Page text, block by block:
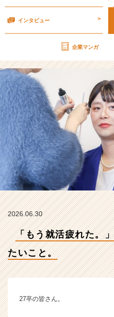
に
い
こ
会
社
こ
れ
か
ら
の
タ
ム
|
ベ
インタビュー >
企業マンガ
2026.06.30
「もう就活疲れた。
たいこと。
27卒の皆さん。